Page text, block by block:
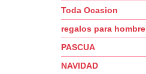
Toda Ocasion
regalos para hombre
PASCUA
NAVIDAD